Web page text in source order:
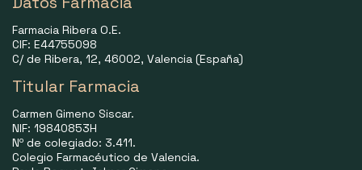
Farmacia Ribera O.E.
CIF: E44755098
C/ de Ribera, 12, 46002, Valencia (España)
Titular Farmacia
Carmen Gimeno Siscar.
NIF: 19840853H
Nº de colegiado: 3.411.
Colegio Farmacéutico de Valencia.